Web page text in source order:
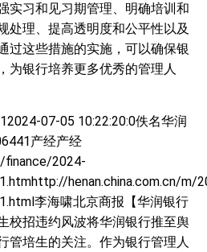
实习和见习期管理、明确培训和
处理、提高透明度和公平性以及
过这些措施的实施，可以确保银
为银行培养更多优秀的管理人
07-05 10:22:20:0佚名华润
产经产经
finance/2024-
henan.china.com.cn/m/
李海啸北京商报【华润银行
校招违约风波将华润银行推至舆
管培生的关注。作为银行管理人